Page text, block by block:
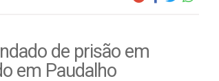
de prisão em
em Paudalho